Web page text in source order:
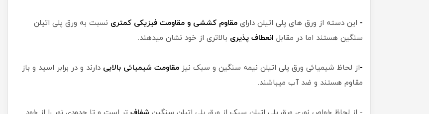
- این دسته از ورق های پلی اتیلن دارای مقاوم کششی و مقاومت فیزیکی کمتری نسبت به ورق پلی اتیلن
سنگین هستند اما در مقابل انعطاف پذیری بالاتری از خود نشان میدهند.
-از لحاظ شیمیائی ورق پلی اتیلن نیمه سنگین و سبک نیز مقاومت شیمیائی بالایی دارند و در برابر اسید و باز
مقاوم هستند و ضد آب میباشند.